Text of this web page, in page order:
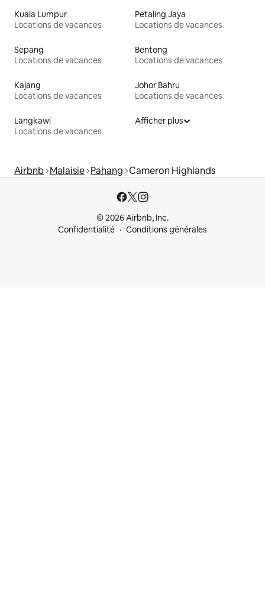
Kuala Lumpur
Locations de vacances
Petaling Jaya
Locations de vacances
Sepang
Locations de vacances
Bentong
Locations de vacances
Kajang
Locations de vacances
Johor Bahru
Locations de vacances
Langkawi
Locations de vacances
Afficher plus
Airbnb Malaisie Pahang Cameron Highlands
© 2026 Airbnb, Inc.
Confidentialité
Conditions générales